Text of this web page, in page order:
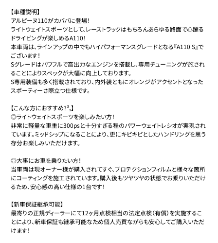
【車種説明】
アルピーヌ110がカババに登場！
ライトウェイトスポーツとして、レーストラックはもちろんあらゆる路面で心躍る
ドライビングが楽しめるA110！
本車両は、ラインアップの中でもハイパフォーマンスグレードとなる『A110 S』で
ございます！
Sグレードはパワフルで高出力なエンジンを搭載し、専用チューニングが施され
ることによりスペックが大幅に向上しております。
S専用装備も多く搭載されており、内外装ともにオレンジがアクセントとなった
スポーティーさ際立つ仕様です。
【こんな方におすすめ?³₃】
◎ライトウェイトスポーツを楽しみたい方！
非常に軽量な車重に300psと十分すぎる程のパワーウェイトレシオが実現され
ています。ミッドシップになることにより、更にキビキビとしたハンドリングを思う
存分お楽しみいただけます。
◎大事にお車を乗りたい方！
当車両は現オーナー様が購入されてすぐ、プロテクションフィルムと様々な箇所
にコーティングを施工されています。購入後もツヤツヤの状態でお乗りいただけ
るため、安心感の高い仕様の1台です！
【新車保証継承可能】
最寄りの正規ディーラーにて12ヶ月点検相当の法定点検（有償）を実施するこ
とにより、新車保証も継承可能なため個人売買ながらも安心してご購入いただ
けます！